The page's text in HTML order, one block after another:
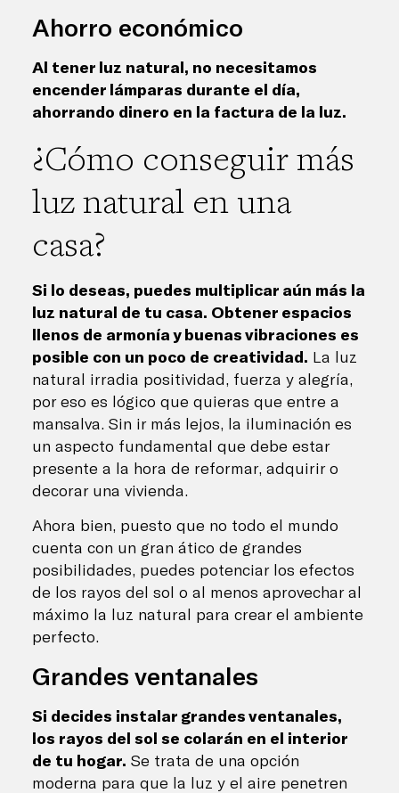
Ahorro económico
Al tener luz natural, no necesitamos
encender lámparas durante el día,
ahorrando dinero en la factura de la luz.
¿Cómo conseguir más
luz natural en una
casa?
Si lo deseas, puedes multiplicar aún más la
luz natural de tu casa. Obtener espacios
llenos de armonía y buenas vibraciones es
posible con un poco de creatividad. La luz
natural irradia positividad, fuerza y alegría,
por eso es lógico que quieras que entre a
mansalva. Sin ir más lejos, la iluminación es
un aspecto fundamental que debe estar
presente a la hora de reformar, adquirir o
decorar una vivienda.
Ahora bien, puesto que no todo el mundo
cuenta con un gran ático de grandes
posibilidades, puedes potenciar los efectos
de los rayos del sol o al menos aprovechar al
máximo la luz natural para crear el ambiente
perfecto.
Grandes ventanales
Si decides instalar grandes ventanales,
los rayos del sol se colarán en el interior
de tu hogar. Se trata de una opción
moderna para que la luz y el aire penetren